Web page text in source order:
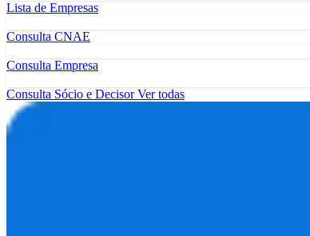
Lista de Empresas
Consulta CNAE
Consulta Empresa
Consulta Sócio e DecisorVer todas